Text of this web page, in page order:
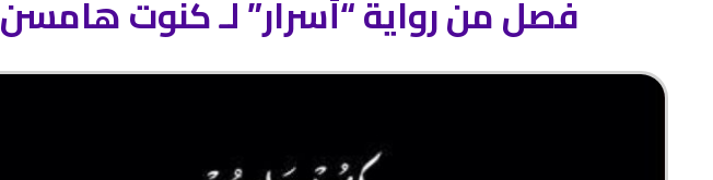
فصل من رواية “أسرار” لـ كنوت هامسن